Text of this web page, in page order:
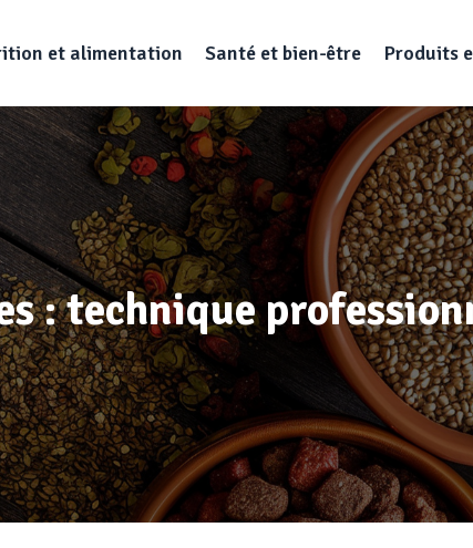
et alimentation Santé et bien-être Produits
: technique